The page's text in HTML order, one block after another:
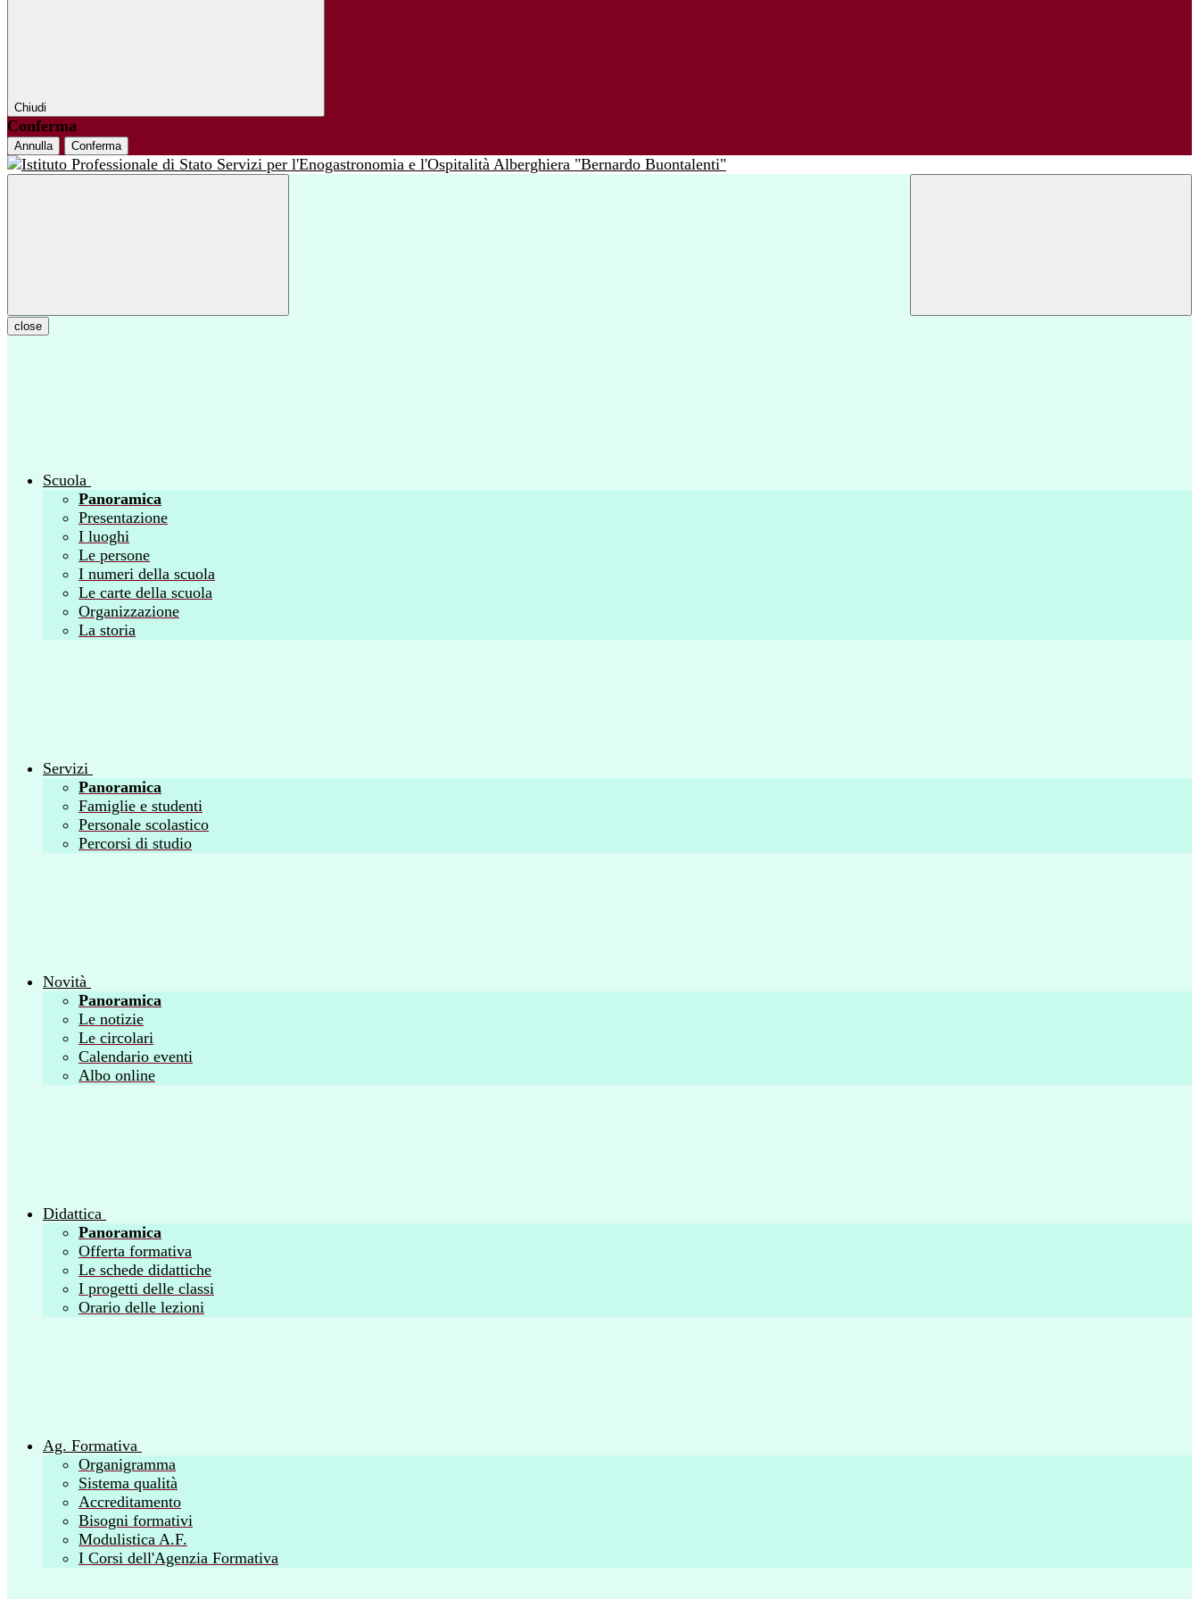
Chiudi
Conferma
Annulla Conferma
close
Scuola
Panoramica
Presentazione
I luoghi
Le persone
I numeri della scuola
Le carte della scuola
Organizzazione
La storia
Servizi
Panoramica
Famiglie e studenti
Personale scolastico
Percorsi di studio
Novità
Panoramica
Le notizie
Le circolari
Calendario eventi
Albo online
Didattica
Panoramica
Offerta formativa
Le schede didattiche
I progetti delle classi
Orario delle lezioni
Ag. Formativa
Organigramma
Sistema qualità
Accreditamento
Bisogni formativi
Modulistica A.F.
I Corsi dell'Agenzia Formativa